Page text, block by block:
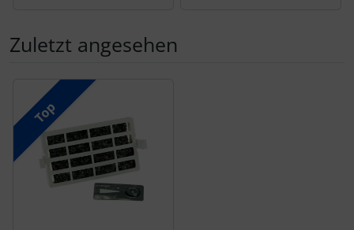
Zuletzt angesehen
Es folgt ein Produktslider - navigieren Sie mit der Tab-
Top